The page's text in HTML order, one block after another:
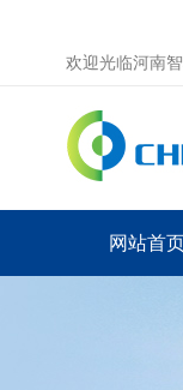
欢迎光临河南
网站首